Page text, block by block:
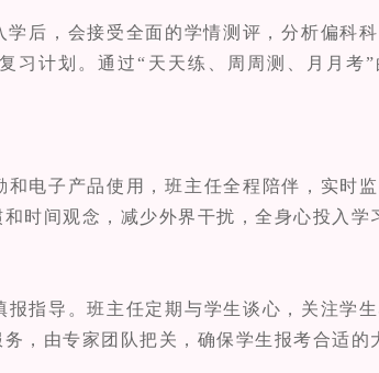
，会接受全面的学情测评，分析偏科科
习计划。通过“天天练、周周测、月月考
子产品使用，班主任全程陪伴，实时监
时间观念，减少外界干扰，全身心投入学
导。班主任定期与学生谈心，关注学生
，由专家团队把关，确保学生报考合适的